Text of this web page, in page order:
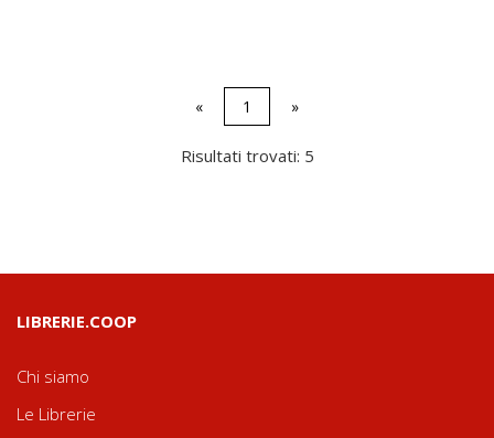
« 1 »
Risultati trovati: 5
LIBRERIE.COOP
Chi siamo
Le Librerie